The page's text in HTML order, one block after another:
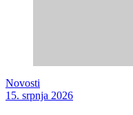
Novosti
15. srpnja 2026